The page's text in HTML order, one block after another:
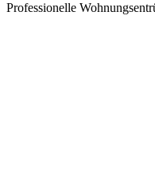
Professionelle